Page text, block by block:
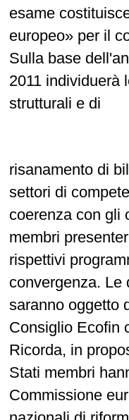
esame
europeo» per il
Sulla base
2011 individuerà
strutturali e di
risanamento di
settori di
coerenza con gli
membri
rispettivi
convergenza. Le
saranno oggetto
Consiglio Ecofin
Ricorda, in
Stati membri
Commissione